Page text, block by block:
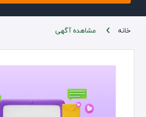
خانه مشاهده آگهی